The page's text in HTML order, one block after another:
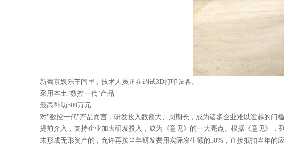
新葡京娱乐车间里，技术人员正在调试3D打印设备。
采用本土"数控一代"产品
最高补助500万元
对"数控一代"产品而言，研发投入数额大、周期长，成为诸多企业难以逾越的门槛
提前介入，支持企业加大研发投入，成为《意见》的一大亮点。根据《意见》
未形成无形资产的，允许再按当年研发费用实际发生额的50%，直接抵扣当年